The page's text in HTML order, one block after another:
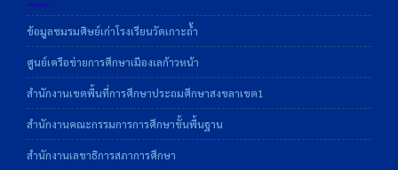
ข้อมูลชมรมศิษย์เก่าโรงเรียนวัดเกาะถ้ำ
ศูนย์เครือข่ายการศึกษาเมืองเลก้าวหน้า
สำนักงานเขตพื้นที่การศึกษาประถมศึกษาสงขลาเขต1
สำนักงานคณะกรรมการการศึกษาขั้นพื้นฐาน
สำนักงานเลขาธิการสภาการศึกษา